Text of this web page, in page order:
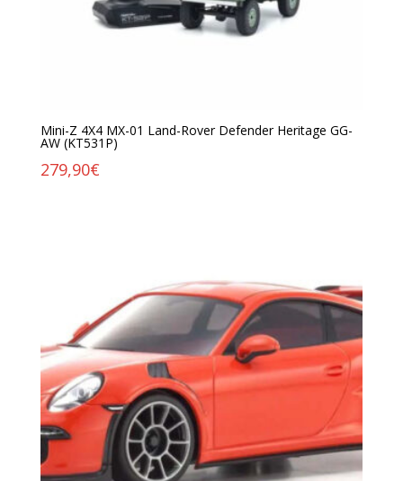
Mini-Z 4X4 MX-01 Land-Rover Defender Heritage GG-
AW (KT531P)
279,90€